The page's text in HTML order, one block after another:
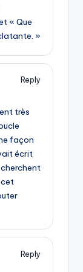
« Que
»
Reply
très
façon
écrit
cet
Reply